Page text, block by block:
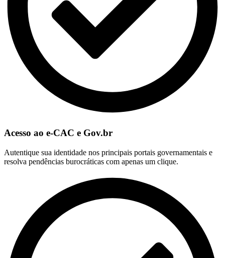
Acesso ao e-CAC e Gov.br
Autentique sua identidade nos principais portais governamentais e
resolva pendências burocráticas com apenas um clique.